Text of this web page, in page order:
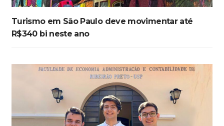
Turismo em São Paulo deve movimentar até
R$340 bi neste ano